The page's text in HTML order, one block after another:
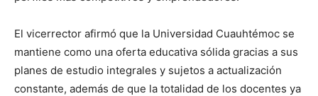
El vicerrector afirmó que la Universidad Cuauhtémoc se
mantiene como una oferta educativa sólida gracias a sus
planes de estudio integrales y sujetos a actualización
constante, además de que la totalidad de los docentes ya